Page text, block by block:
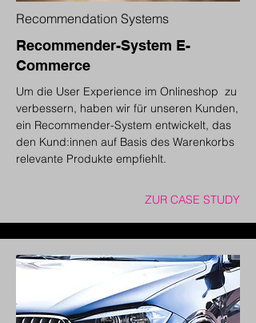
Recommendation Systems
Recommender-System E-
Commerce
Um die User Experience im Onlineshop zu
verbessern, haben wir für unseren Kunden,
ein Recommender-System entwickelt, das
den Kund:innen auf Basis des Warenkorbs
relevante Produkte empfiehlt.
ZUR CASE STUDY